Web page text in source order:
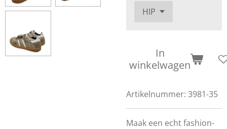
In
winkelwagen
Artikelnummer: 3981-35
Maak een echt fashion-